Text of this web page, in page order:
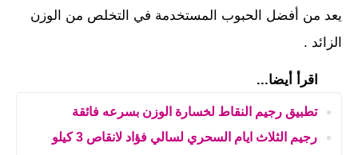
يعد من أفضل الحبوب المستخدمة في التخلص من الوزن
الزائد .
اقرأ أيضا...
تطبيق رجيم النقاط لخسارة الوزن بسرعه فائقة
رجيم الثلاث ايام السحري لسالي فؤاد لانقاص 3 كيلو